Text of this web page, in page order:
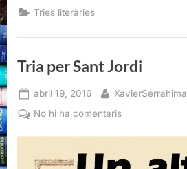
Tries literàries
Tria per Sant Jordi
Posted
on
abril 19, 2016 By
XavierSerrahima
No hi ha comentarisa
Sant